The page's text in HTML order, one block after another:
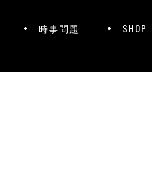
時事問題
SHOP